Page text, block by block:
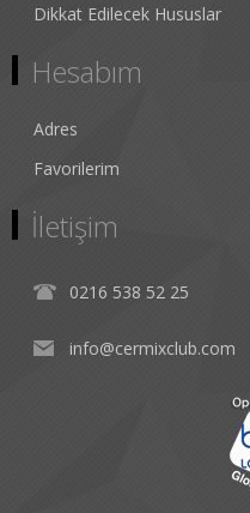
Dikkat Edilecek Hususlar
Hesabım
Adres
Favorilerim
İletişim
0216 538 52 25
info@cermixclub.com